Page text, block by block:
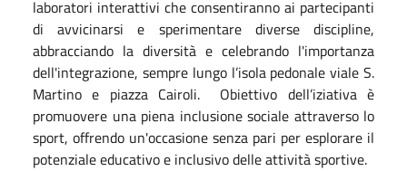
laboratori interattivi che consentiranno ai partecipanti
di avvicinarsi e sperimentare diverse discipline,
abbracciando la diversità e celebrando l'importanza
dell'integrazione, sempre lungo l’isola pedonale viale S.
Martino e piazza Cairoli. Obiettivo dell’iziativa è
promuovere una piena inclusione sociale attraverso lo
sport, offrendo un'occasione senza pari per esplorare il
potenziale educativo e inclusivo delle attività sportive.